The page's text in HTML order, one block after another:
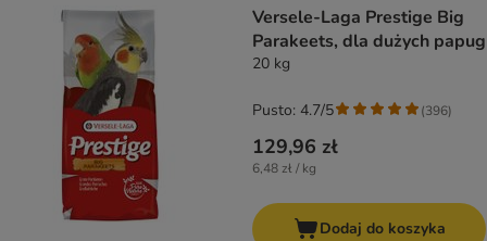
Versele-Laga Prestige Big
Parakeets, dla dużych papug
20 kg
129,96 zł
6,48 zł / kg
Pusto: 4.7/5 (396)
Dodaj do koszyka